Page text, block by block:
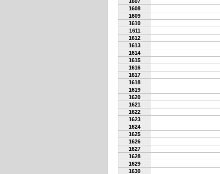
1608
1609
1610
1611
1612
1613
1614
1615
1616
1617
1618
1619
1620
1621
1622
1623
1624
1625
1626
1627
1628
1629
1630